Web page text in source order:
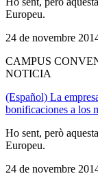
Europeu.
24 de novembre
CAMPUS
NOTICIA
(Español) La
bonificaciones a los
Ho sent, però
Europeu.
24 de novembre